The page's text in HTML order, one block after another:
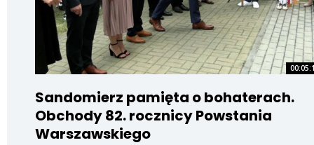
Sandomierz pamięta o bohaterach.
Obchody 82. rocznicy Powstania
Warszawskiego